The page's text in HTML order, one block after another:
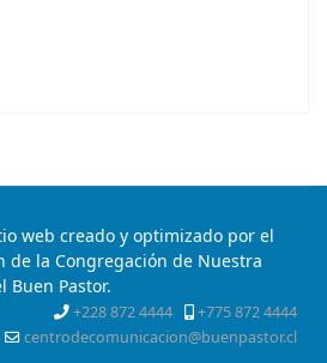
web creado y optimizado por el
de la Congregación de Nuestra
Buen Pastor.
+228 872 4444
+775 872 4444
centrodecomunicacion@buenpastor.cl